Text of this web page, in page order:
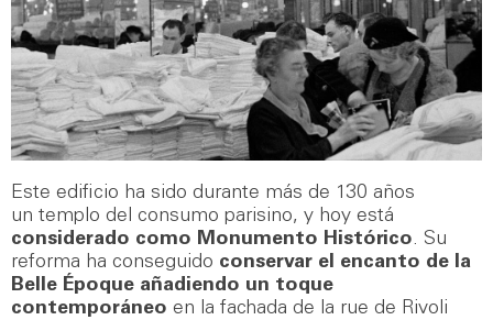
Este edificio ha sido durante más de 130 años
un templo del consumo parisino, y hoy está
considerado como Monumento Histórico. Su
reforma ha conseguido conservar el encanto de la
Belle Époque añadiendo un toque
contemporáneo en la fachada de la rue de Rivoli